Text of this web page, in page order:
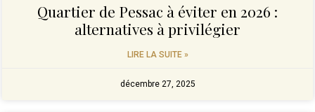
Quartier de Pessac à éviter en 2026 :
alternatives à privilégier
LIRE LA SUITE »
décembre 27, 2025